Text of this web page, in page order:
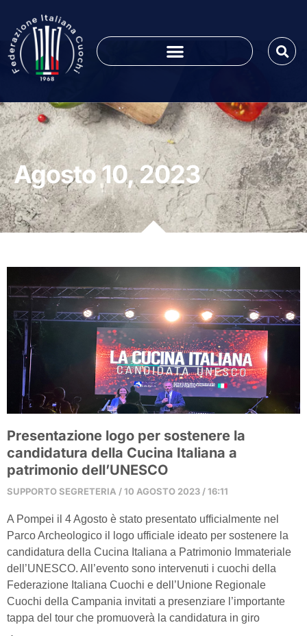
Agosto 10, 2023
Presentazione logo per sostenere la
candidatura della Cucina Italiana a
patrimonio dell’UNESCO
SUPPORTO SEGRETERIA 10 AGOSTO 2023 16:11
A Pompei il 4 Agosto è stato presentato ufficialmente nel
Parco Archeologico il logo ufficiale ideato per sostenere la
candidatura della Cucina Italiana a Patrimonio Immateriale
dell’UNESCO. All’evento sono intervenuti i cuochi della
Federazione Italiana Cuochi e dell’Unione Regionale
Cuochi della Campania invitati a presenziare l’importante
tappa del tour che promuoverà la candidatura in giro